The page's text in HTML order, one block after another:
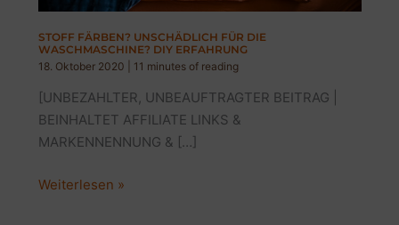
STOFF FÄRBEN? UNSCHÄDLICH FÜR DIE
WASCHMASCHINE? DIY ERFAHRUNG
18. Oktober 2020
11 minutes of reading
[UNBEZAHLTER, UNBEAUFTRAGTER BEITRAG |
BEINHALTET AFFILIATE LINKS &
MARKENNENNUNG & […]
STOFF
Weiterlesen »